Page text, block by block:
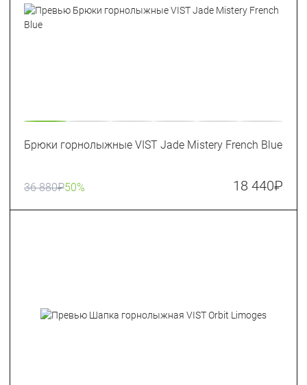
Брюки горнолыжные VIST Jade Mistery French Blue
36 880₽50% 18 440₽